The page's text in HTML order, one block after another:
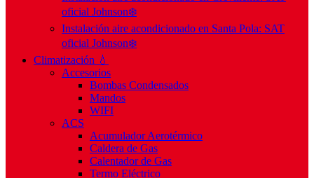
oficial Johnson❄️
Instalación aire acondicionado en Santa Pola: SAT
oficial Johnson❄️
Climatización 💧
Accesorios
Bombas Condensados
Mandos
WIFI
ACS
Acumulador Aerotérmico
Caldera de Gas
Calentador de Gas
Termo Eléctrico